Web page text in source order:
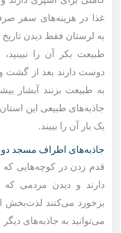
غذا در هزینه‌های سفر
به لرستان فقط دیدن
طبیعت بکر آن را
دوست دارند بعد از گشت‌
به طبیعت بزنند آبشار
جاذبه‌های طبیعی این
یک بار آن را ببیند.
جاذبه‌های اطراف مسجد
قدم زدن در کوچه‌هایی که
دارند و دیدن مردمی که
برخورد می‌کنند لذت‌بخش
می‌توانید به جاذبه‌های